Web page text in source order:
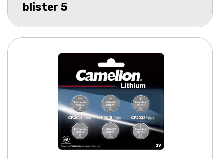
blister 5